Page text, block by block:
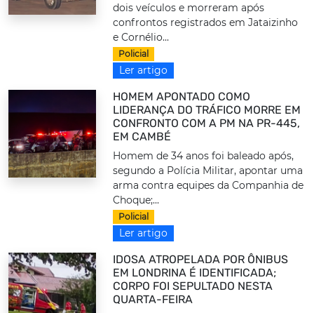
dois veículos e morreram após
confrontos registrados em Jataizinho
e Cornélio...
Policial
Ler artigo
HOMEM APONTADO COMO
LIDERANÇA DO TRÁFICO MORRE EM
CONFRONTO COM A PM NA PR-445,
EM CAMBÉ
Homem de 34 anos foi baleado após,
segundo a Polícia Militar, apontar uma
arma contra equipes da Companhia de
Choque;...
Policial
Ler artigo
IDOSA ATROPELADA POR ÔNIBUS
EM LONDRINA É IDENTIFICADA;
CORPO FOI SEPULTADO NESTA
QUARTA-FEIRA